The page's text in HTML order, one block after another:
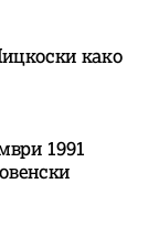
како
1991